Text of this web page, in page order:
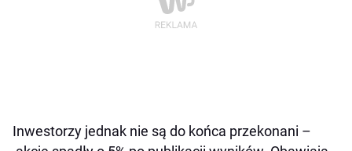
Inwestorzy jednak nie są do końca przekonani –